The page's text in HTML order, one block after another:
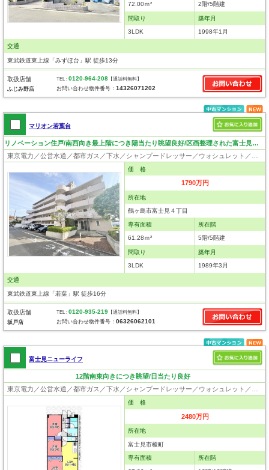
72.00ｍ² 2階/5階建
間取り
3LDK
築年月
1998年1月
交通
東武鉄道東上線「みずほ台」駅 徒歩13分
取扱店舗
ふじみ野店
TEL :0120-964-208 【通話料無料】
お問い合わせ物件番号：14326071202
マリオン若葉台
リノベーション住戸/南西向き最上階につき陽当たり眺望良好/区画整理された富士見地区
価 格
1790万円
所在地
鶴ヶ島市富士見４丁目
専有面積
61.28ｍ²
所在階
5階/5階建
間取り
3LDK
築年月
1989年3月
交通
東武鉄道東上線「若葉」駅 徒歩16分
取扱店舗
坂戸店
TEL :0120-935-219 【通話料無料】
お問い合わせ物件番号：06326062101
富士見ニューライフ
12階南東向きにつき眺望/日当たり良好
価 格
2480万円
所在地
富士見市榎町
専有面積 所在階